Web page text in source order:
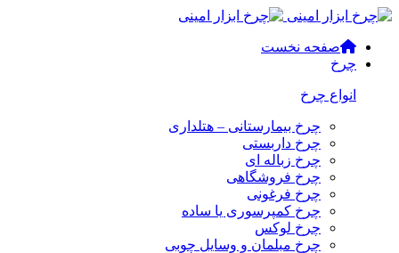
صفحه نخست
چرخ
انواع چرخ
چرخ بیمارستانی – هتلداری
چرخ داربستی
چرخ زباله ای
چرخ فروشگاهی
چرخ فرغونی
چرخ کمپرسوری یا ساده
چرخ لوکس
چرخ مبلمان و وسایل چوبی